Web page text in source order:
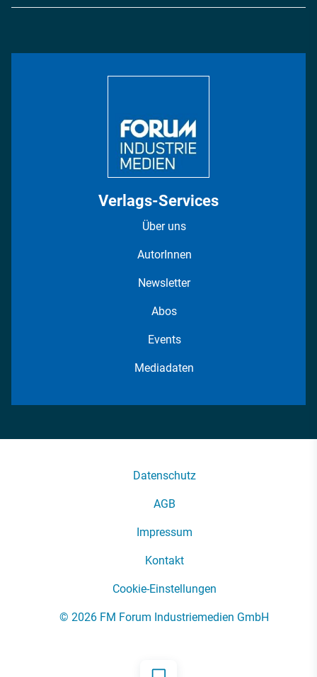
Energie
Verlags-Services
Über uns
AutorInnen
Newsletter
Abos
Events
Mediadaten
Datenschutz
AGB
Impressum
Kontakt
Cookie-Einstellungen
© 2026 FM Forum Industriemedien GmbH